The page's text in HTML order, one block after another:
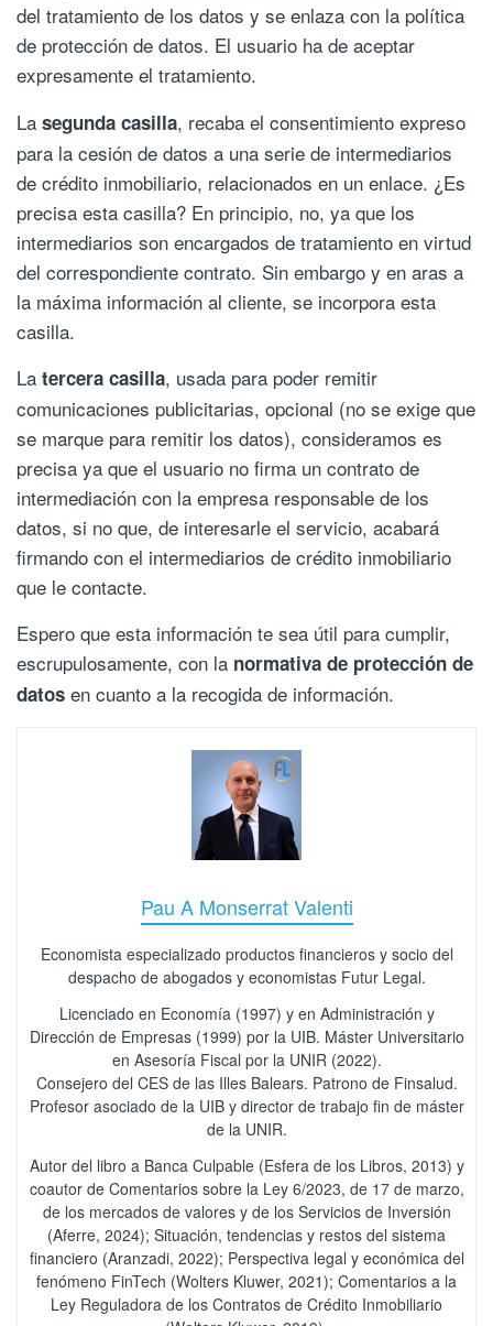
del tratamiento de los datos y se enlaza con la política
de protección de datos. El usuario ha de aceptar
expresamente el tratamiento.
La segunda casilla, recaba el consentimiento expreso
para la cesión de datos a una serie de intermediarios
de crédito inmobiliario, relacionados en un enlace. ¿Es
precisa esta casilla? En principio, no, ya que los
intermediarios son encargados de tratamiento en virtud
del correspondiente contrato. Sin embargo y en aras a
la máxima información al cliente, se incorpora esta
casilla.
La tercera casilla, usada para poder remitir
comunicaciones publicitarias, opcional (no se exige que
se marque para remitir los datos), consideramos es
precisa ya que el usuario no firma un contrato de
intermediación con la empresa responsable de los
datos, si no que, de interesarle el servicio, acabará
firmando con el intermediarios de crédito inmobiliario
que le contacte.
Espero que esta información te sea útil para cumplir,
escrupulosamente, con la normativa de protección de
datos en cuanto a la recogida de información.
Pau A Monserrat Valenti
Economista especializado productos financieros y socio del
despacho de abogados y economistas Futur Legal.
Licenciado en Economía (1997) y en Administración y
Dirección de Empresas (1999) por la UIB. Máster Universitario
en Asesoría Fiscal por la UNIR (2022).
Consejero del CES de las Illes Balears. Patrono de Finsalud.
Profesor asociado de la UIB y director de trabajo fin de máster
de la UNIR.
Autor del libro a Banca Culpable (Esfera de los Libros, 2013) y
coautor de Comentarios sobre la Ley 6/2023, de 17 de marzo,
de los mercados de valores y de los Servicios de Inversión
(Aferre, 2024); Situación, tendencias y restos del sistema
financiero (Aranzadi, 2022); Perspectiva legal y económica del
fenómeno FinTech (Wolters Kluwer, 2021); Comentarios a la
Ley Reguladora de los Contratos de Crédito Inmobiliario